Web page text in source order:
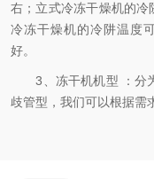
右；立式冷冻干燥机的
冷冻干燥机的冷阱温度
好。
3、冻干机机型 ：分为
歧管型，我们可以根据需